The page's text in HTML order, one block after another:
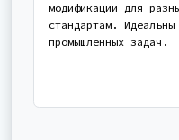
модификации для
стандартам.
промышленных задач.